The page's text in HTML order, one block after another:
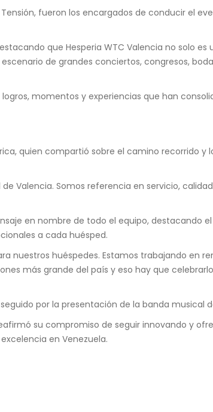
fueron los encargados de conducir el
que Hesperia WTC Valencia no solo es
de grandes conciertos, congresos,
momentos y experiencias que han
quien compartió sobre el camino recorrido y
Valencia. Somos referencia en servicio,
en nombre de todo el equipo, destacando
a cada huésped.
nuestros huéspedes. Estamos trabajando en
más grande del país y eso hay que
por la presentación de la banda musical
su compromiso de seguir innovando y
en Venezuela.